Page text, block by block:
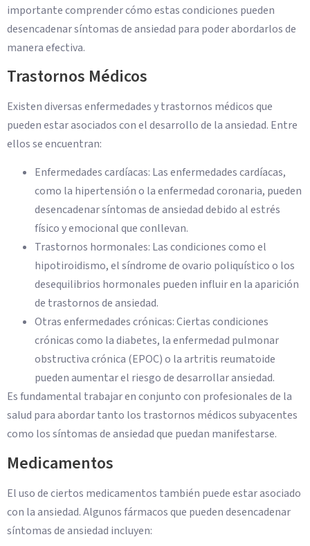
importante comprender cómo estas condiciones pueden
desencadenar síntomas de ansiedad para poder abordarlos de
manera efectiva.
Trastornos Médicos
Existen diversas enfermedades y trastornos médicos que
pueden estar asociados con el desarrollo de la ansiedad. Entre
ellos se encuentran:
Enfermedades cardíacas: Las enfermedades cardíacas,
como la hipertensión o la enfermedad coronaria, pueden
desencadenar síntomas de ansiedad debido al estrés
físico y emocional que conllevan.
Trastornos hormonales: Las condiciones como el
hipotiroidismo, el síndrome de ovario poliquístico o los
desequilibrios hormonales pueden influir en la aparición
de trastornos de ansiedad.
Otras enfermedades crónicas: Ciertas condiciones
crónicas como la diabetes, la enfermedad pulmonar
obstructiva crónica (EPOC) o la artritis reumatoide
pueden aumentar el riesgo de desarrollar ansiedad.
Es fundamental trabajar en conjunto con profesionales de la
salud para abordar tanto los trastornos médicos subyacentes
como los síntomas de ansiedad que puedan manifestarse.
Medicamentos
El uso de ciertos medicamentos también puede estar asociado
con la ansiedad. Algunos fármacos que pueden desencadenar
síntomas de ansiedad incluyen: